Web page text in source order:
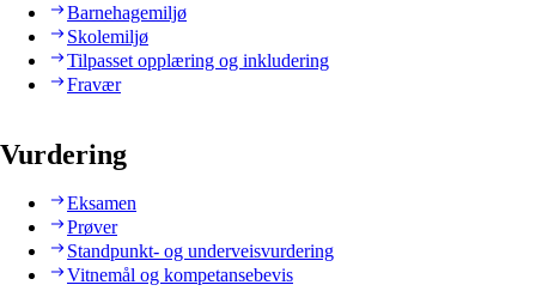
Barnehagemiljø
Skolemiljø
Tilpasset opplæring og inkludering
Fravær
Vurdering
Eksamen
Prøver
Standpunkt- og underveisvurdering
Vitnemål og kompetansebevis